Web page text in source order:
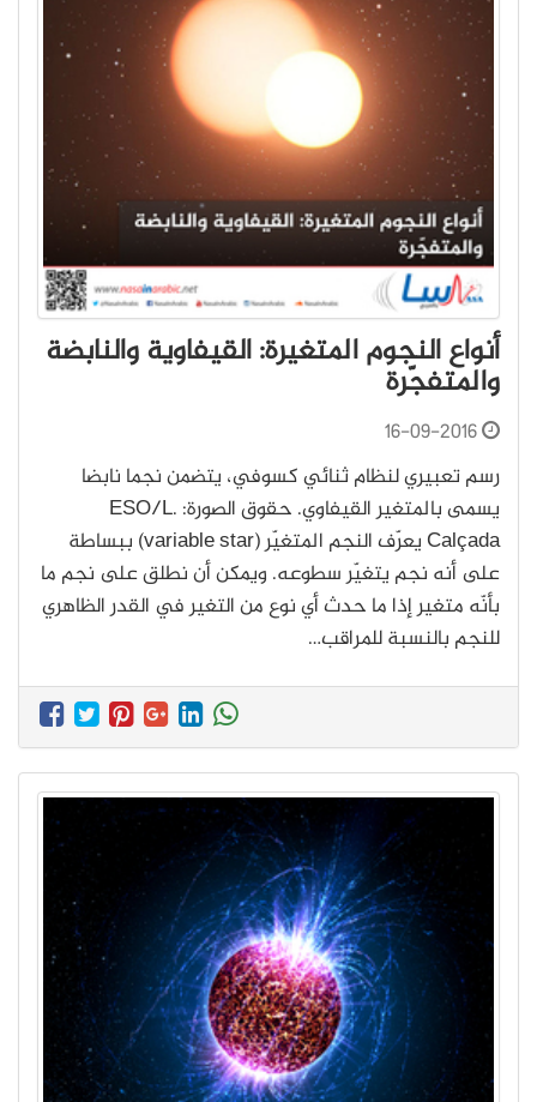
أنواع النجوم المتغيرة: القيفاوية والنابضة
والمتفجّرة
16-09-2016
رسم تعبيري لنظام ثنائي كسوفي، يتضمن نجما نابضا
يسمى بالمتغير القيفاوي. حقوق الصورة: ESO/L.
Calçada يعرّف النجم المتغيّر (variable star) ببساطة
على أنه نجم يتغيّر سطوعه. ويمكن أن نطلق على نجم ما
بأنّه متغير إذا ما حدث أي نوع من التغير في القدر الظاهري
للنجم بالنسبة للمراقب…